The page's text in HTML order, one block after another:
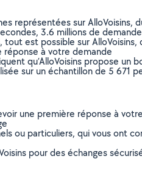
représentées sur AlloVoisins,
3.6 millions de
est possible sur
réponse à votre demande
qu’AlloVoisins propose un
sur un échantillon de 5 671
une première réponse à
ou particuliers, qui vous ont
pour des échanges